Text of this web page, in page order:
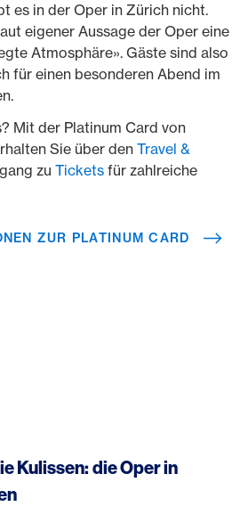
es in der Oper in Zürich nicht.
eigener Aussage der Oper eine
Atmosphäre». Gäste sind also
für einen besonderen Abend im
Mit der Platinum Card von
Sie über den Travel &
zu Tickets für zahlreiche
ZUR PLATINUM CARD
Kulissen: die Oper in